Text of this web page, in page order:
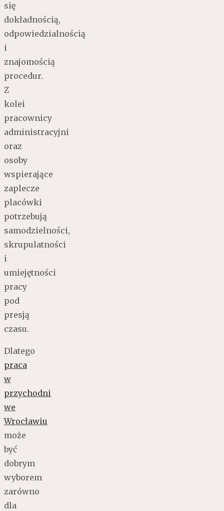
się
dokładnością,
odpowiedzialnością
i
znajomością
procedur.
Z
kolei
pracownicy
administracyjni
oraz
osoby
wspierające
zaplecze
placówki
potrzebują
samodzielności,
skrupulatności
i
umiejętności
pracy
pod
presją
czasu.
Dlatego
praca
w
przychodni
we
Wrocławiu
może
być
dobrym
wyborem
zarówno
dla